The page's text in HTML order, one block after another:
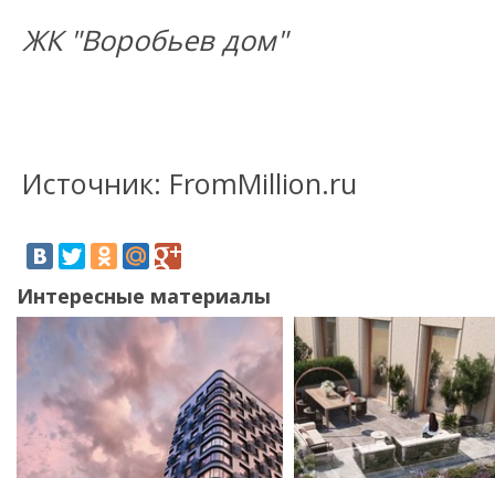
ЖК "Воробьев дом"
Источник: FromMillion.ru
Интересные материалы